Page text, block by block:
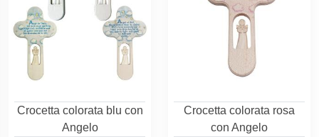
Crocetta colorata blu con
Angelo
Crocetta colorata rosa
con Angelo